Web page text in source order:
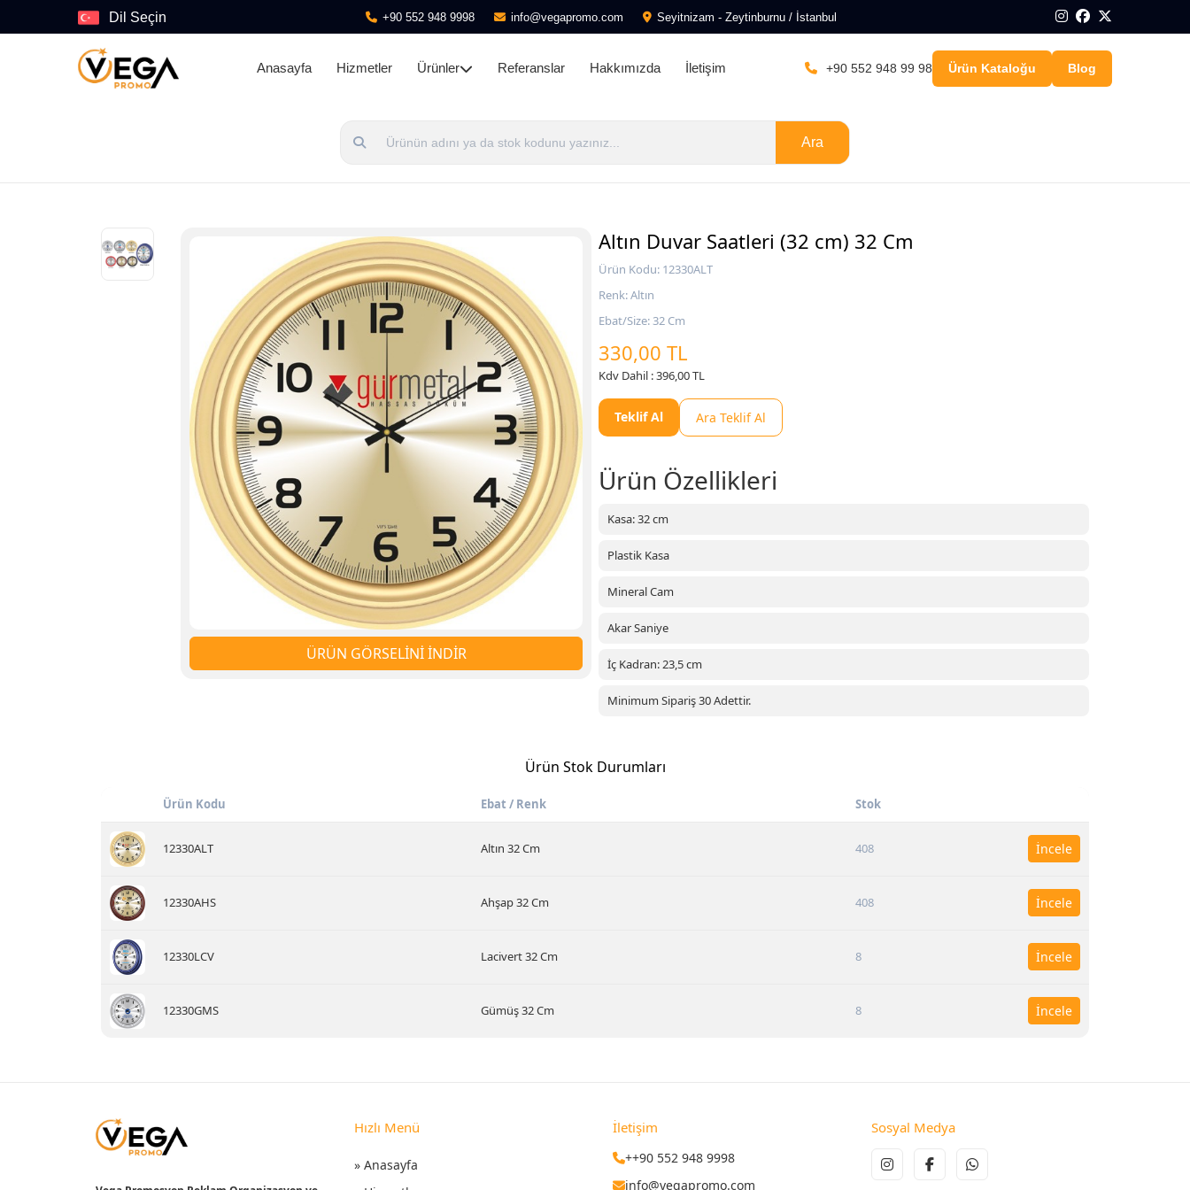
Dil Seçin +90 552 948 9998 info@vegapromo.com Seyitnizam - Zeytinburnu / İstanbul
Anasayfa Hizmetler Ürünler Referanslar Hakkımızda İletişim +90 552 948 99 98 Ürün Kataloğu Blog
Ara
ÜRÜN GÖRSELİNİ İNDİR
Altın Duvar Saatleri (32 cm) 32 Cm
Ürün Kodu: 12330ALT
Renk: Altın
Ebat/Size: 32 Cm
330,00 TL
Kdv Dahil : 396,00 TL
Teklif Al Ara Teklif Al
Ürün Özellikleri
Kasa: 32 cm
Plastik Kasa
Mineral Cam
Akar Saniye
İç Kadran: 23,5 cm
Minimum Sipariş 30 Adettir.
Ürün Stok Durumları
Ürün Kodu Ebat / Renk Stok
12330ALT Altın 32 Cm 408 İncele
12330AHS Ahşap 32 Cm 408 İncele
12330LCV Lacivert 32 Cm 8 İncele
12330GMS Gümüş 32 Cm 8 İncele
Hızlı Menü
» Anasayfa
İletişim
++90 552 948 9998
info@vegapromo.com
Sosyal Medya